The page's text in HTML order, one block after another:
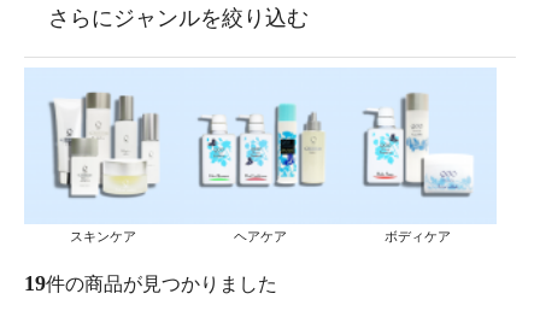
さらにジャンルを絞り込む
スキンケア ヘアケア ボディケア
19件の商品が見つかりました